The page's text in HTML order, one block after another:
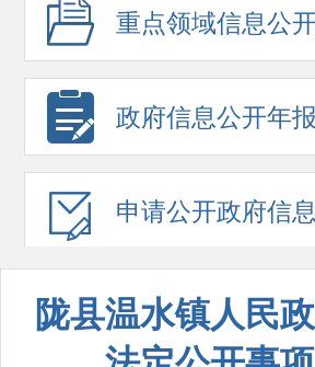
重点领域信息公开
政府信息公开年报
申请公开政府信息
陇县温水镇人民